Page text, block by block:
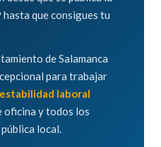
que consigues tu
de Salamanca
para trabajar
estabilidad laboral
oficina y todos los
local.